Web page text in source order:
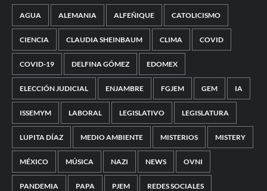
AGUA ALEMANIA ALFEÑIQUE CATOLICISMO
CIENCIA CLAUDIA SHEINBAUM CLIMA COVID
COVID-19 DELFINA GÓMEZ EDOMEX
ELECCIÓN JUDICIAL ENJAMBRE FGJEM GEM IA
ISSEMYM LABORAL LEGISLATIVO LEGISLATURA
LUPITA DÍAZ MEDIO AMBIENTE MISTERIOS MISTERY
MÉXICO MÚSICA NAZI NEWS OVNI
PANDEMIA PAPA PJEM REDES SOCIALES